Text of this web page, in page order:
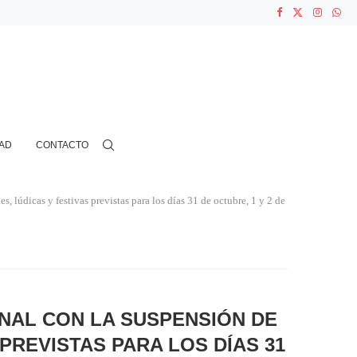
CONTACTO
lúdicas y festivas previstas para los días 31 de octubre, 1 y 2 de
CON LA SUSPENSIÓN DE
PARA LOS DÍAS 31